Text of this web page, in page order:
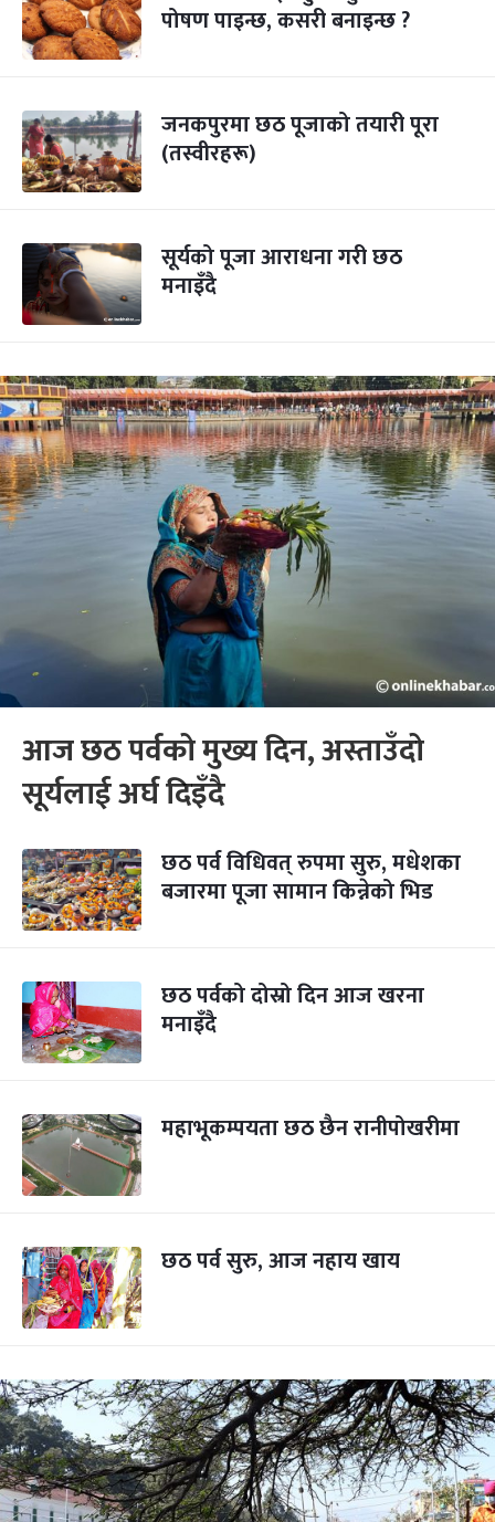
पोषण पाइन्छ, कसरी बनाइन्छ ?
जनकपुरमा छठ पूजाको तयारी पूरा
(तस्वीरहरू)
सूर्यको पूजा आराधना गरी छठ
मनाइँदै
आज छठ पर्वको मुख्य दिन, अस्ताउँदो
सूर्यलाई अर्घ दिइँदै
छठ पर्व विधिवत् रुपमा सुरु, मधेशका
बजारमा पूजा सामान किन्नेको भिड
छठ पर्वको दोस्रो दिन आज खरना
मनाइँदै
महाभूकम्पयता छठ छैन रानीपोखरीमा
छठ पर्व सुरु, आज नहाय खाय